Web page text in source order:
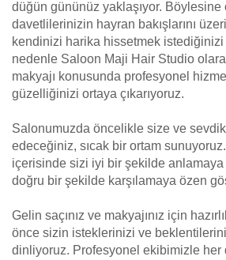
düğün gününüz yaklaşıyor.
davetlilerinizin hayran bakışlarını
kendinizi harika hissetmek
nedenle Saloon Maji Hair Studio
makyajı konusunda profesyonel
güzelliğinizi ortaya çıkarıyoruz.
Salonumuzda öncelikle size ve
edeceğiniz, sıcak bir ortam
içerisinde sizi iyi bir şekilde anlamaya
doğru bir şekilde karşılamaya özen
Gelin saçınız ve makyajınız için
önce sizin isteklerinizi ve
dinliyoruz. Profesyonel ekibimizle her